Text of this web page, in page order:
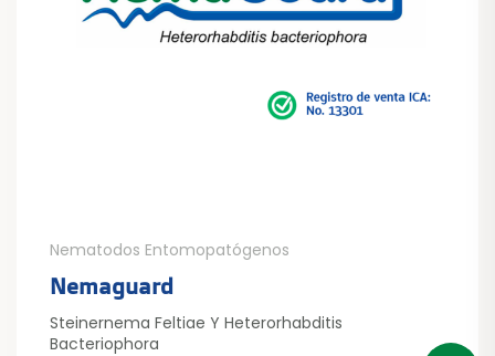
Nematodos Entomopatógenos
Nemaguard
Steinernema Feltiae Y Heterorhabditis
Bacteriophora